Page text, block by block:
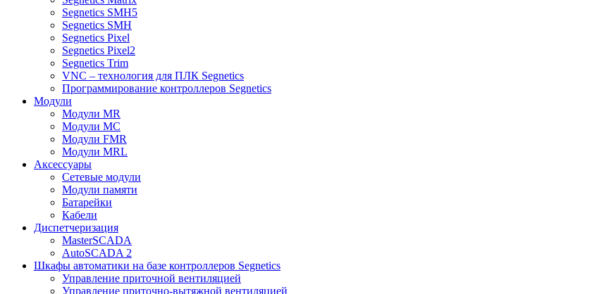
Segnetics SMH5
Segnetics SMH
Segnetics Pixel
Segnetics Pixel2
Segnetics Trim
VNC – технология для ПЛК Segnetics
Программирование контроллеров Segnetics
Модули
Модули MR
Модули MC
Модули FMR
Модули MRL
Аксеcсуары
Сетевые модули
Модули памяти
Батарейки
Кабели
Диспетчеризация
MasterSCADA
AutoSCADA 2
Шкафы автоматики на базе контроллеров Segnetics
Управление приточной вентиляцией
Управление приточно-вытяжной вентиляцией